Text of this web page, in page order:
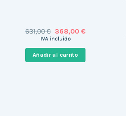
631,00€ El
precio
era:
631,00 €.
368,00 €El
es:
IVA incluido
Añadir al carrito